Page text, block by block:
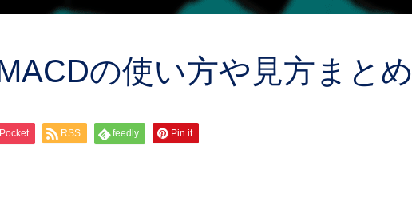
の使い方や見方まとめ
Pocket RSS feedly Pin it